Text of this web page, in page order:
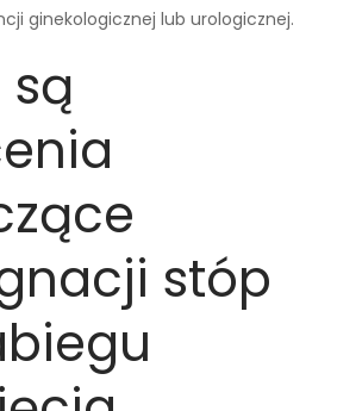
ginekologicznej lub urologicznej.
są
stóp